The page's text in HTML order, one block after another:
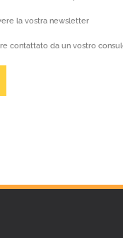
la vostra newsletter
contattato da un vostro